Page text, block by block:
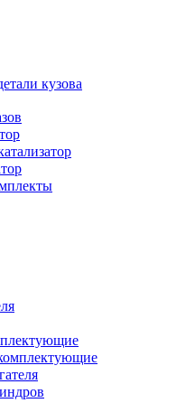
кузова